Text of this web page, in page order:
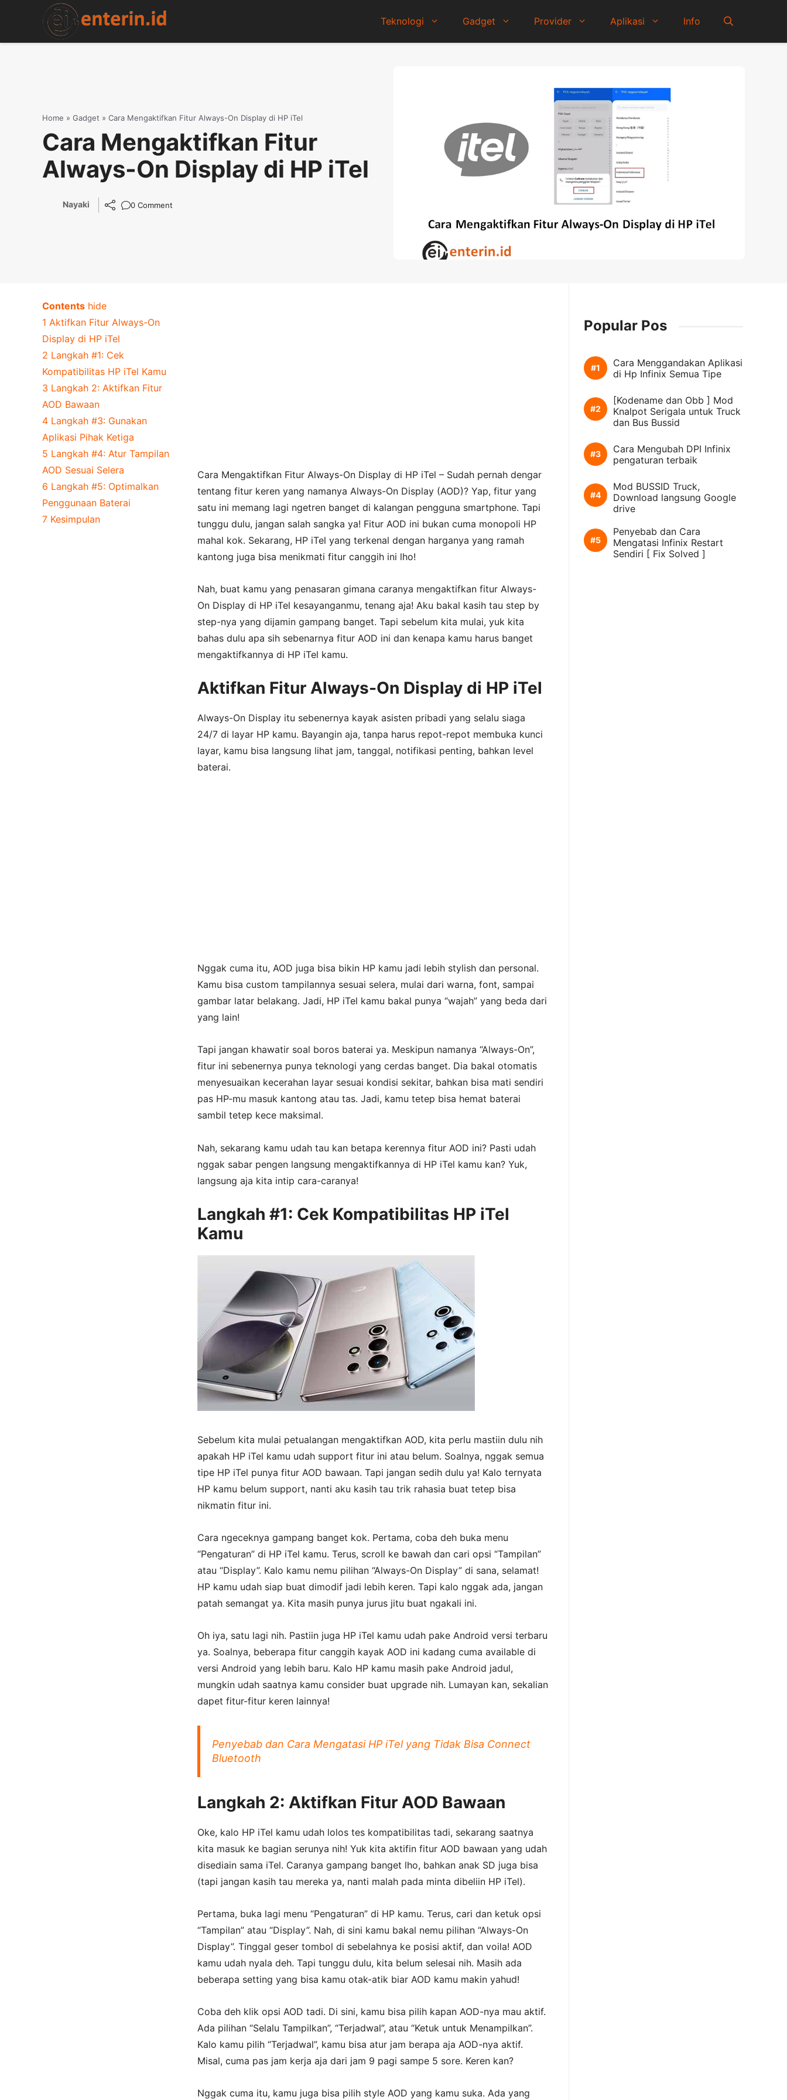
content
Teknologi Gadget Provider Aplikasi Info
Home » Gadget » Cara Mengaktifkan Fitur Always-On Display di HP iTel
Cara Mengaktifkan Fitur
Always-On Display di HP iTel
Nayaki 0 Comment
Cara Mengaktifkan Fitur Always-On Display di HP iTel – Sudah pernah dengar
tentang fitur keren yang namanya Always-On Display (AOD)? Yap, fitur yang
satu ini memang lagi ngetren banget di kalangan pengguna smartphone. Tapi
tunggu dulu, jangan salah sangka ya! Fitur AOD ini bukan cuma monopoli HP
mahal kok. Sekarang, HP iTel yang terkenal dengan harganya yang ramah
kantong juga bisa menikmati fitur canggih ini lho!
Nah, buat kamu yang penasaran gimana caranya mengaktifkan fitur Always-
On Display di HP iTel kesayanganmu, tenang aja! Aku bakal kasih tau step by
step-nya yang dijamin gampang banget. Tapi sebelum kita mulai, yuk kita
bahas dulu apa sih sebenarnya fitur AOD ini dan kenapa kamu harus banget
mengaktifkannya di HP iTel kamu.
Aktifkan Fitur Always-On Display di HP iTel
Always-On Display itu sebenernya kayak asisten pribadi yang selalu siaga
24/7 di layar HP kamu. Bayangin aja, tanpa harus repot-repot membuka kunci
layar, kamu bisa langsung lihat jam, tanggal, notifikasi penting, bahkan level
baterai.
Nggak cuma itu, AOD juga bisa bikin HP kamu jadi lebih stylish dan personal.
Kamu bisa custom tampilannya sesuai selera, mulai dari warna, font, sampai
gambar latar belakang. Jadi, HP iTel kamu bakal punya “wajah” yang beda dari
yang lain!
Tapi jangan khawatir soal boros baterai ya. Meskipun namanya “Always-On”,
fitur ini sebenernya punya teknologi yang cerdas banget. Dia bakal otomatis
menyesuaikan kecerahan layar sesuai kondisi sekitar, bahkan bisa mati sendiri
pas HP-mu masuk kantong atau tas. Jadi, kamu tetep bisa hemat baterai
sambil tetep kece maksimal.
Nah, sekarang kamu udah tau kan betapa kerennya fitur AOD ini? Pasti udah
nggak sabar pengen langsung mengaktifkannya di HP iTel kamu kan? Yuk,
langsung aja kita intip cara-caranya!
Langkah #1: Cek Kompatibilitas HP iTel
Kamu
Sebelum kita mulai petualangan mengaktifkan AOD, kita perlu mastiin dulu nih
apakah HP iTel kamu udah support fitur ini atau belum. Soalnya, nggak semua
tipe HP iTel punya fitur AOD bawaan. Tapi jangan sedih dulu ya! Kalo ternyata
HP kamu belum support, nanti aku kasih tau trik rahasia buat tetep bisa
nikmatin fitur ini.
Cara ngeceknya gampang banget kok. Pertama, coba deh buka menu
“Pengaturan” di HP iTel kamu. Terus, scroll ke bawah dan cari opsi “Tampilan”
atau “Display”. Kalo kamu nemu pilihan “Always-On Display” di sana, selamat!
HP kamu udah siap buat dimodif jadi lebih keren. Tapi kalo nggak ada, jangan
patah semangat ya. Kita masih punya jurus jitu buat ngakali ini.
Oh iya, satu lagi nih. Pastiin juga HP iTel kamu udah pake Android versi terbaru
ya. Soalnya, beberapa fitur canggih kayak AOD ini kadang cuma available di
versi Android yang lebih baru. Kalo HP kamu masih pake Android jadul,
mungkin udah saatnya kamu consider buat upgrade nih. Lumayan kan, sekalian
dapet fitur-fitur keren lainnya!
Penyebab dan Cara Mengatasi HP iTel yang Tidak Bisa Connect
Bluetooth
Langkah 2: Aktifkan Fitur AOD Bawaan
Oke, kalo HP iTel kamu udah lolos tes kompatibilitas tadi, sekarang saatnya
kita masuk ke bagian serunya nih! Yuk kita aktifin fitur AOD bawaan yang udah
disediain sama iTel. Caranya gampang banget lho, bahkan anak SD juga bisa
(tapi jangan kasih tau mereka ya, nanti malah pada minta dibeliin HP iTel).
Pertama, buka lagi menu “Pengaturan” di HP kamu. Terus, cari dan ketuk opsi
“Tampilan” atau “Display”. Nah, di sini kamu bakal nemu pilihan “Always-On
Display”. Tinggal geser tombol di sebelahnya ke posisi aktif, dan voila! AOD
kamu udah nyala deh. Tapi tunggu dulu, kita belum selesai nih. Masih ada
beberapa setting yang bisa kamu otak-atik biar AOD kamu makin yahud!
Coba deh klik opsi AOD tadi. Di sini, kamu bisa pilih kapan AOD-nya mau aktif.
Ada pilihan “Selalu Tampilkan”, “Terjadwal”, atau “Ketuk untuk Menampilkan”.
Kalo kamu pilih “Terjadwal”, kamu bisa atur jam berapa aja AOD-nya aktif.
Misal, cuma pas jam kerja aja dari jam 9 pagi sampe 5 sore. Keren kan?
Nggak cuma itu, kamu juga bisa pilih style AOD yang kamu suka. Ada yang
Contents hide
1 Aktifkan Fitur Always-On
Display di HP iTel
2 Langkah #1: Cek
Kompatibilitas HP iTel Kamu
3 Langkah 2: Aktifkan Fitur
AOD Bawaan
4 Langkah #3: Gunakan
Aplikasi Pihak Ketiga
5 Langkah #4: Atur Tampilan
AOD Sesuai Selera
6 Langkah #5: Optimalkan
Penggunaan Baterai
7 Kesimpulan
Popular Pos
Cara Menggandakan Aplikasi
di Hp Infinix Semua Tipe
[Kodename dan Obb ] Mod
Knalpot Serigala untuk Truck
dan Bus Bussid
Cara Mengubah DPI Infinix
pengaturan terbaik
Mod BUSSID Truck,
Download langsung Google
drive
Penyebab dan Cara
Mengatasi Infinix Restart
Sendiri [ Fix Solved ]